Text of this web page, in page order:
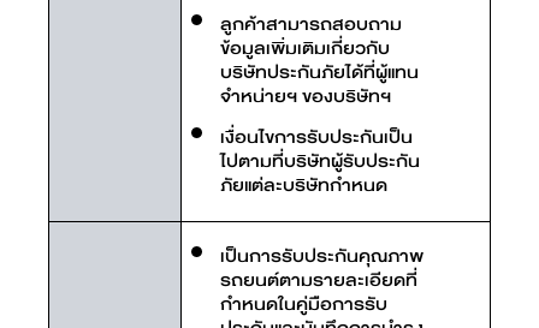
ลูกค้าสามารถสอบถาม
ข้อมูลเพิ่มเติมเกี่ยวกับ
บริษัทประกันภัยได้ที่ผู้แทน
จำหน่ายฯ ของบริษัทฯ
เงื่อนไขการรับประกันเป็น
ไปตามที่บริษัทผู้รับประกัน
ภัยแต่ละบริษัทกำหนด
เป็นการรับประกันคุณภาพ
รถยนต์ตามรายละเอียดที่
กำหนดในคู่มือการรับ